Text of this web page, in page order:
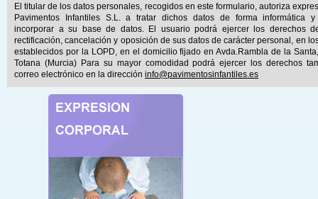
El titular de los datos personales, recogidos en este formulario, autoriza
Pavimentos Infantiles S.L. a tratar dichos datos de forma informática y
incorporar a su base de datos. El usuario podrá ejercer los derechos
rectificación, cancelación y oposición de sus datos de carácter personal, en
establecidos por la LOPD, en el domicilio fijado en Avda.Rambla de la
Totana (Murcia) Para su mayor comodidad podrá ejercer los derechos
correo electrónico en la dirección info@pavimentosinfantiles.es